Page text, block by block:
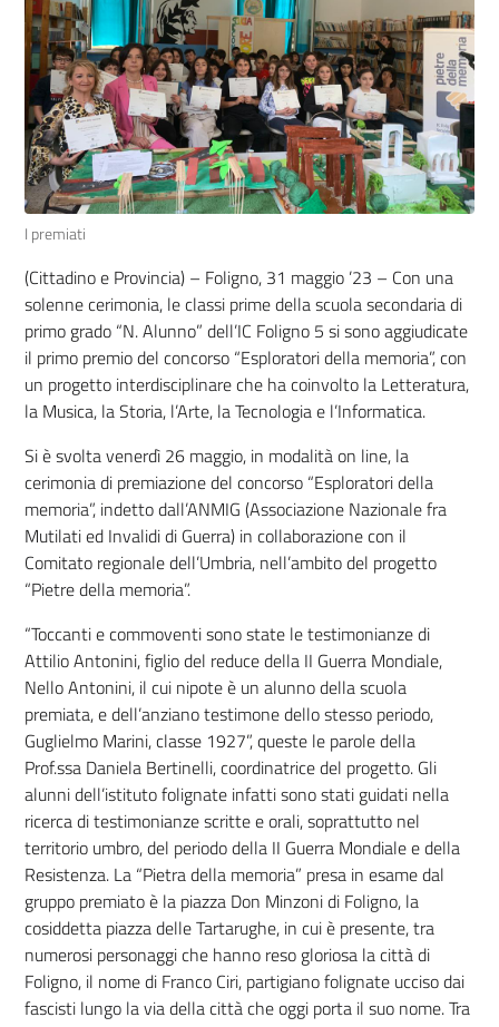
I premiati
(Cittadino e Provincia) – Foligno, 31 maggio ’23 – Con una
solenne cerimonia, le classi prime della scuola secondaria di
primo grado “N. Alunno” dell’IC Foligno 5 si sono aggiudicate
il primo premio del concorso “Esploratori della memoria”, con
un progetto interdisciplinare che ha coinvolto la Letteratura,
la Musica, la Storia, l’Arte, la Tecnologia e l’Informatica.
Si è svolta venerdì 26 maggio, in modalità on line, la
cerimonia di premiazione del concorso “Esploratori della
memoria”, indetto dall’ANMIG (Associazione Nazionale fra
Mutilati ed Invalidi di Guerra) in collaborazione con il
Comitato regionale dell’Umbria, nell’ambito del progetto
“Pietre della memoria”.
“Toccanti e commoventi sono state le testimonianze di
Attilio Antonini, figlio del reduce della II Guerra Mondiale,
Nello Antonini, il cui nipote è un alunno della scuola
premiata, e dell’anziano testimone dello stesso periodo,
Guglielmo Marini, classe 1927”, queste le parole della
Prof.ssa Daniela Bertinelli, coordinatrice del progetto. Gli
alunni dell’istituto folignate infatti sono stati guidati nella
ricerca di testimonianze scritte e orali, soprattutto nel
territorio umbro, del periodo della II Guerra Mondiale e della
Resistenza. La “Pietra della memoria” presa in esame dal
gruppo premiato è la piazza Don Minzoni di Foligno, la
cosiddetta piazza delle Tartarughe, in cui è presente, tra
numerosi personaggi che hanno reso gloriosa la città di
Foligno, il nome di Franco Ciri, partigiano folignate ucciso dai
fascisti lungo la via della città che oggi porta il suo nome. Tra